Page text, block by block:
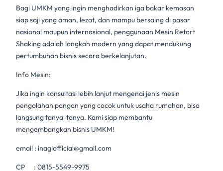
Bagi UMKM yang ingin menghadirkan iga bakar kemasan
siap saji yang aman, lezat, dan mampu bersaing di pasar
nasional maupun internasional, penggunaan Mesin Retort
Shaking adalah langkah modern yang dapat mendukung
pertumbuhan bisnis secara berkelanjutan.
Info Mesin:
Jika ingin konsultasi lebih lanjut mengenai jenis mesin
pengolahan pangan yang cocok untuk usaha rumahan, bisa
langsung tanya-tanya. Kami siap membantu
mengembangkan bisnis UMKM!
email : inagiofficial@gmail.com
CP : 0815-5549-9975